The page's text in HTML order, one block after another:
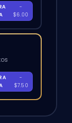
-
$6.00
-
$7.50